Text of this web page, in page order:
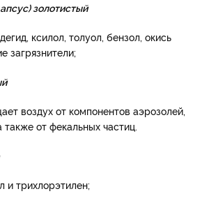
золотистый
ксилол, толуол, бензол, окись
загрязнители;
воздух от компонентов аэрозолей,
от фекальных частиц.
и трихлорэтилен;